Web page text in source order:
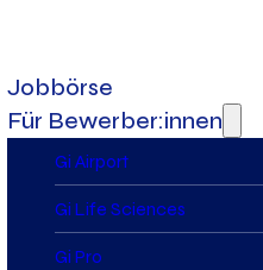
Jobbörse
Für Bewerber:innen
Gi Airport
Gi Life Sciences
Gi Pro